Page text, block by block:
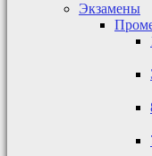
Экзамены